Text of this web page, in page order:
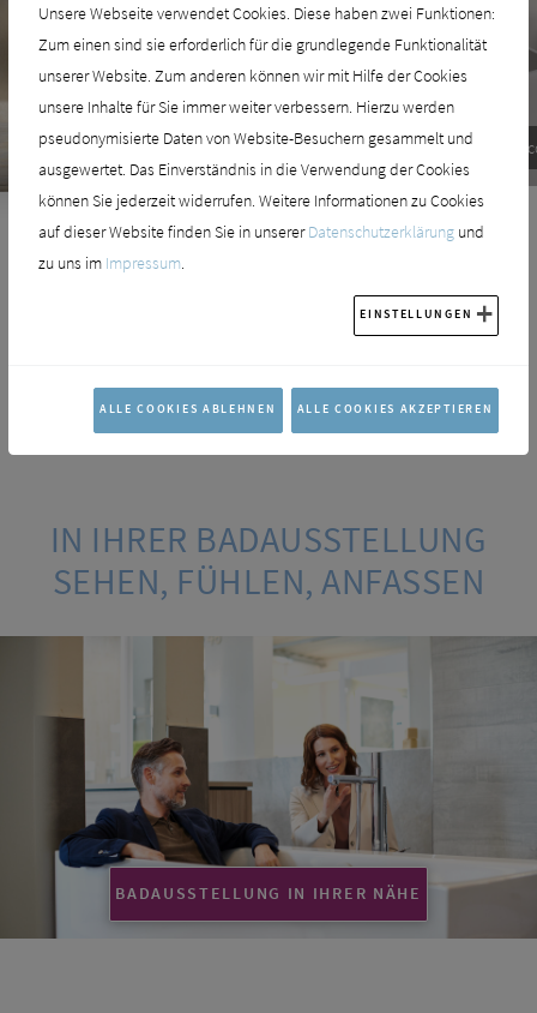
Keuco Edition 11 Keuco
VIELFÄLTIGE MÖGLICHKEITEN
Durch ihre große Wandlungsfähigkeit fügt sich die EDITION 11 harmonisch
neben der Bandbreite an Formaten eine Reihe von Farben und Materialien
für Korpus und Front.
IN IHRER BADAUSSTELLUNG
SEHEN, FÜHLEN, ANFASSEN
BADAUSSTELLUNG IN IHRER NÄHE
Unsere Webseite verwendet Cookies. Diese haben zwei Funktionen:
Zum einen sind sie erforderlich für die grundlegende Funktionalität
unserer Website. Zum anderen können wir mit Hilfe der Cookies
unsere Inhalte für Sie immer weiter verbessern. Hierzu werden
pseudonymisierte Daten von Website-Besuchern gesammelt und
ausgewertet. Das Einverständnis in die Verwendung der Cookies
können Sie jederzeit widerrufen. Weitere Informationen zu Cookies
auf dieser Website finden Sie in unsererDatenschutzerklärungund
zu uns im Impressum.
EINSTELLUNGEN
ALLE COOKIES ABLEHNEN ALLE COOKIES AKZEPTIEREN